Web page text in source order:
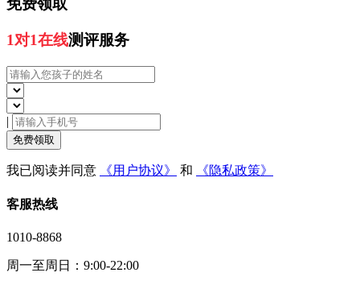
免费领取
1对1在线测评服务
|
免费领取
我已阅读并同意 《用户协议》 和 《隐私政策》
客服热线
1010-8868
周一至周日：9:00-22:00